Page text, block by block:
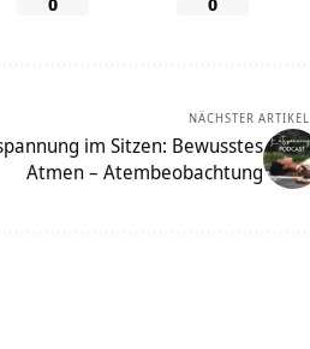
NÄCHSTER ARTIKEL
im Sitzen: Bewusstes
Atmen – Atembeobachtung